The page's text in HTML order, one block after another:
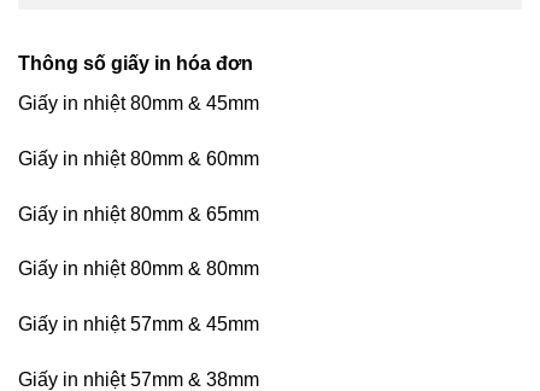
Thông số giấy in hóa đơn
Giấy in nhiệt 80mm & 45mm
Giấy in nhiệt 80mm & 60mm
Giấy in nhiệt 80mm & 65mm
Giấy in nhiệt 80mm & 80mm
Giấy in nhiệt 57mm & 45mm
Giấy in nhiệt 57mm & 38mm